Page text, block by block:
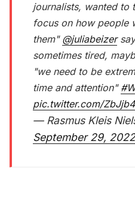
journalists, wanted to
focus on how people
them" @juliabeizer
sometimes tired,
"we need to be
time and attention"
pic.twitter.com/
— Rasmus Kleis
September 29,